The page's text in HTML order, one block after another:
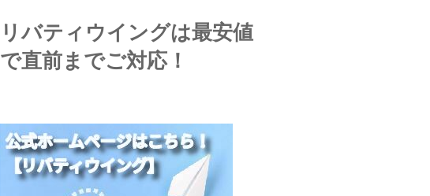
リバティウイングは最安値
で直前までご対応！